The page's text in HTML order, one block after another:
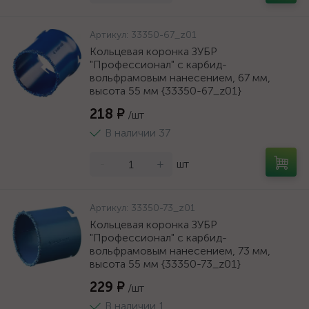
Артикул: 33350-67_z01
Кольцевая коронка ЗУБР
"Профессионал" c карбид-
вольфрамовым нанесением, 67 мм,
высота 55 мм {33350-67_z01}
218 ₽ /шт
В наличии 37
+ шт
Артикул: 33350-73_z01
Кольцевая коронка ЗУБР
"Профессионал" c карбид-
вольфрамовым нанесением, 73 мм,
высота 55 мм {33350-73_z01}
229 ₽ /шт
В наличии 1